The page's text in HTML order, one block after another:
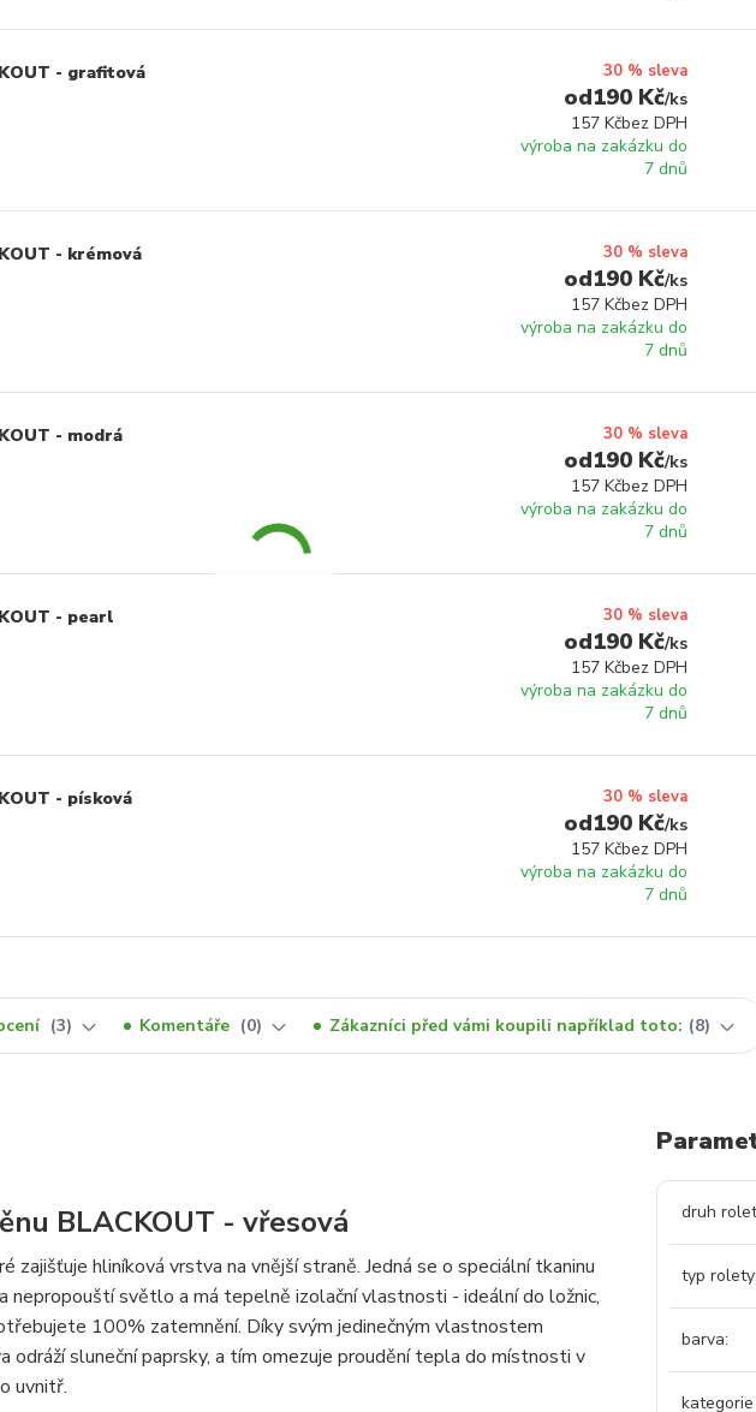
- grafitová 30 % sleva
190 Kč/ks
157 Kčbez DPH
výroba na zakázku do
7 dnů
- krémová 30 % sleva
190 Kč/ks
157 Kčbez DPH
výroba na zakázku do
7 dnů
- modrá 30 % sleva
190 Kč/ks
157 Kčbez DPH
výroba na zakázku do
7 dnů
- pearl 30 % sleva
190 Kč/ks
157 Kčbez DPH
výroba na zakázku do
7 dnů
- písková 30 % sleva
190 Kč/ks
157 Kčbez DPH
výroba na zakázku do
7 dnů
3 Komentáře 0 Zákazníci před vámi koupili například toto: 8
BLACKOUT - vřesová
hliníková vrstva na vnější straně. Jedná se o speciální tkaninu
světlo a má tepelně izolační vlastnosti - ideální do ložnic,
100% zatemnění. Díky svým jedinečným vlastnostem
sluneční paprsky, a tím omezuje proudění tepla do místnosti v
uvnitř.
druh
typ rolety
barva